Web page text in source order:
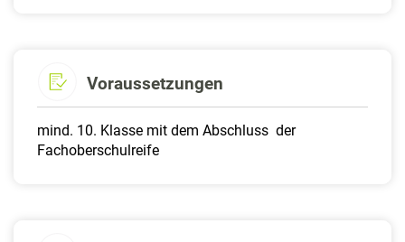
Voraussetzungen
mind. 10. Klasse mit dem Abschluss der
Fachoberschulreife